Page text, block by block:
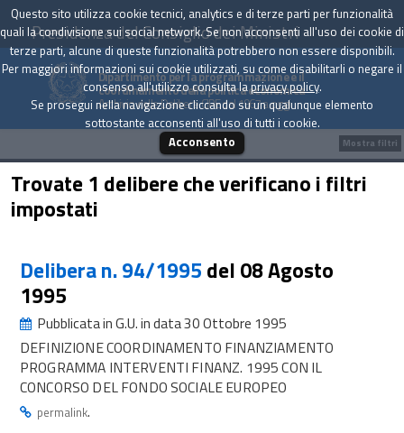
Presidenza del Consiglio dei Ministri
Dipartimento per la programmazione e il
coordinamento della politica economica
Archivio delle Delibere CIPE dal 1967 a oggi
Trovate 1 delibere che verificano i filtri
impostati
Delibera n. 94/1995 del 08 Agosto
1995
Pubblicata in G.U. in data 30 Ottobre 1995
DEFINIZIONE COORDINAMENTO FINANZIAMENTO
PROGRAMMA INTERVENTI FINANZ. 1995 CON IL
CONCORSO DEL FONDO SOCIALE EUROPEO
permalink.
Mostra filtri
Questo sito utilizza cookie tecnici, analytics e di terze parti per funzionalità
quali la condivisione sui social network. Se non acconsenti all'uso dei cookie di
terze parti, alcune di queste funzionalità potrebbero non essere disponibili.
Per maggiori informazioni sui cookie utilizzati, su come disabilitarli o negare il
consenso all'utilizzo consulta laprivacy policy.
Se prosegui nella navigazione cliccando su un qualunque elemento
sottostante acconsenti all'uso di tutti i cookie.
Acconsento